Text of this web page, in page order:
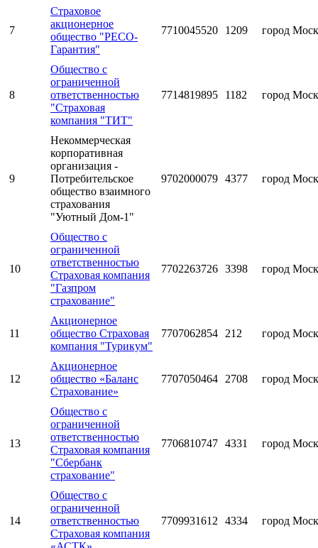
7
Страховое
акционерное
общество "РЕСО-
Гарантия"
7710045520 1209 город
8
Общество с
ограниченной
ответственностью
"Страховая
компания "ТИТ"
7714819895 1182 город
9
Некоммерческая
корпоративная
организация -
Потребительское
общество взаимного
страхования
"Уютный Дом-1"
9702000079 4377 город
10
Общество с
ограниченной
ответственностью
Страховая компания
"Газпром
страхование"
7702263726 3398 город
11
Акционерное
общество Страховая
компания "Турикум"
7707062854 212 город
12
Акционерное
общество «Баланс
Страхование»
7707050464 2708 город
13
Общество с
ограниченной
ответственностью
Страховая компания
"Сбербанк
страхование"
7706810747 4331 город
14
Общество с
ограниченной
ответственностью
Страховая компания
7709931612 4334 город